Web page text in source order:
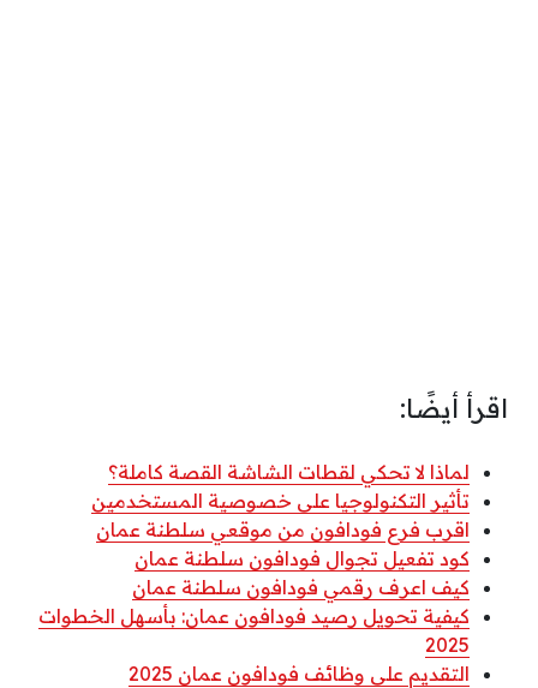
اقرأ أيضًا:
لماذا لا تحكي لقطات الشاشة القصة كاملة؟
تأثير التكنولوجيا على خصوصية المستخدمين
اقرب فرع فودافون من موقعي سلطنة عمان
كود تفعيل تجوال فودافون سلطنة عمان
كيف اعرف رقمي فودافون سلطنة عمان
كيفية تحويل رصيد فودافون عمان: بأسهل الخطوات
2025
التقديم على وظائف فودافون عمان 2025